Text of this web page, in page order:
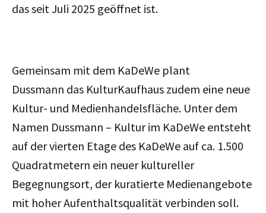
das seit Juli 2025 geöffnet ist.
Gemeinsam mit dem KaDeWe plant
Dussmann das KulturKaufhaus zudem eine neue
Kultur- und Medienhandelsfläche. Unter dem
Namen Dussmann – Kultur im KaDeWe entsteht
auf der vierten Etage des KaDeWe auf ca. 1.500
Quadratmetern ein neuer kultureller
Begegnungsort, der kuratierte Medienangebote
mit hoher Aufenthaltsqualität verbinden soll.